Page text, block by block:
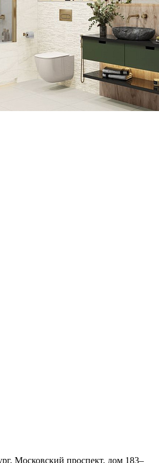
Московский проспект, дом 183–